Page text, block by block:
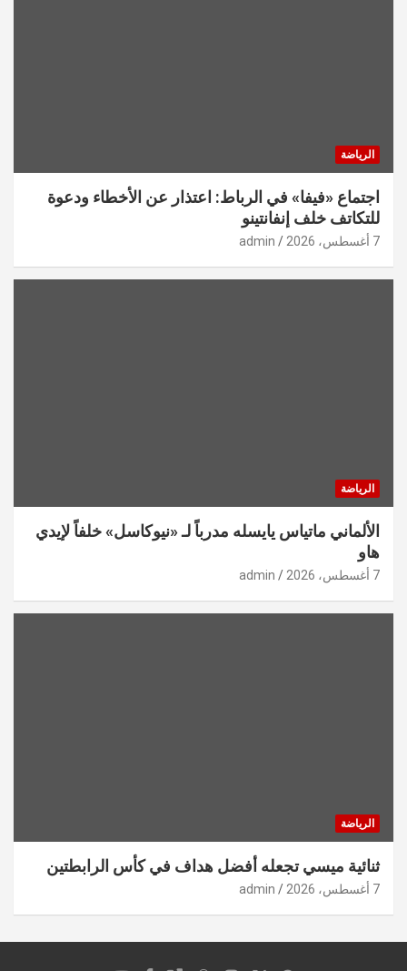
الرياضة
اجتماع «فيفا» في الرباط: اعتذار عن الأخطاء ودعوة
للتكاتف خلف إنفانتينو
7 أغسطس، 2026 admin
الرياضة
الألماني ماتياس يايسله مدرباً لـ «نيوكاسل» خلفاً لإيدي
هاو
7 أغسطس، 2026 admin
الرياضة
ثنائية ميسي تجعله أفضل هداف في كأس الرابطتين
7 أغسطس، 2026 admin